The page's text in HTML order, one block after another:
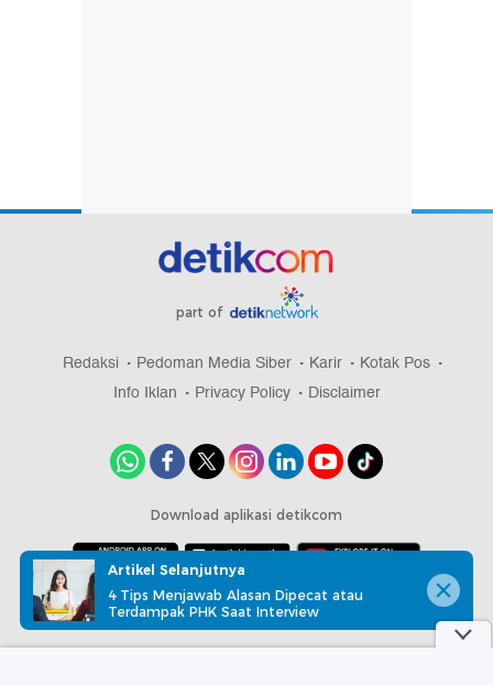
part of
Redaksi Pedoman Media Siber Karir
Kotak Pos
Info Iklan
Privacy Policy Disclaimer
Download aplikasi detikcom
Copyright @ 2026 detikcom, All right reserved
Artikel Selanjutnya
4 Tips Menjawab Alasan Dipecat atau
Terdampak PHK Saat Interview